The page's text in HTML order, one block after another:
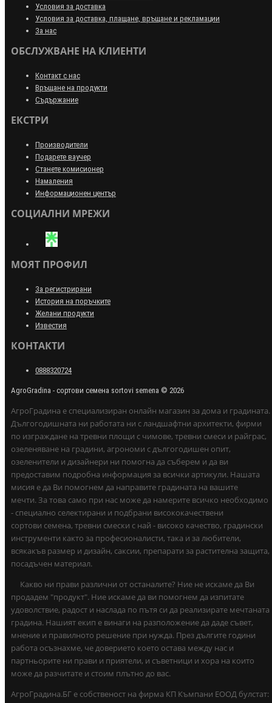
Условия за доставка
Условия за доставка, плащане, връщане и рекламации
За нас
ОБСЛУЖВАНЕ НА КЛИЕНТИ
Контакт с нас
Връщане на продукти
Съдържание
ЕКСТРИ
Производители
Подарете ваучер
Станете комисионер
Намаления
Информационен център
СОЦИАЛНИ МРЕЖИ
МОЯТ ПРОФИЛ
За регистрирани
История на поръчките
Желани продукти
Известия
КОНТАКТИ
0888320724
AgroGradina - сортови семена sortovi semena © 2026
АгроГрадина е специализиран онлайн магазин за дома и градината.
Дългогодишната ни работата ни с ландшафтни архитекти, фирми
по изграждане на тревни площи с чимове, тревни смеси и райграс,
озеленяване на градини, агрономи с дългогодишен опит,
озеленители и дизайнери ни помогна да съберем и да ви
предоставим подробна информация за всички артикули. Нашата
мисия е да Ви помогнем да направите градината на вашите
мечти. За това само при нас може да намерите всичко необходимо
- специално селектирани и подбрани висококачествени
сортови семена, тревни смески с най - високо качество, градински
инструменти както за професионалисти, така и за любители,
всякакъв размер и дизайн, саксии, препарати за растителна защита,
посадъчен материал.
Какво ни прави различни от останалите? Ние не искаме да Ви
продадем "продукт". Ние искаме да ви помогнем да изпитате
удоволствие, радост и наслада по пътя си да реализирате мечтаната
градина. Нашият екип е винаги на разположение да даде съвет,
мнение и правилното решение при нужда. През дългите години
работа осъзнахме, че доверието което остава между нас и
партньорите ни прави и приятели, и съветници и хора на които
може да разчитате и стоим плътно до вас.
АгроГрадина.БГ е собственост на фирма КП Къмпани ЕООД булстат: